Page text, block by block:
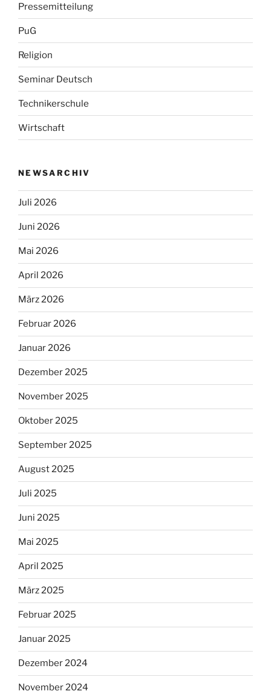
Pressemitteilung
PuG
Religion
Seminar Deutsch
Technikerschule
Wirtschaft
NEWSARCHIV
Juli 2026
Juni 2026
Mai 2026
April 2026
März 2026
Februar 2026
Januar 2026
Dezember 2025
November 2025
Oktober 2025
September 2025
August 2025
Juli 2025
Juni 2025
Mai 2025
April 2025
März 2025
Februar 2025
Januar 2025
Dezember 2024
November 2024